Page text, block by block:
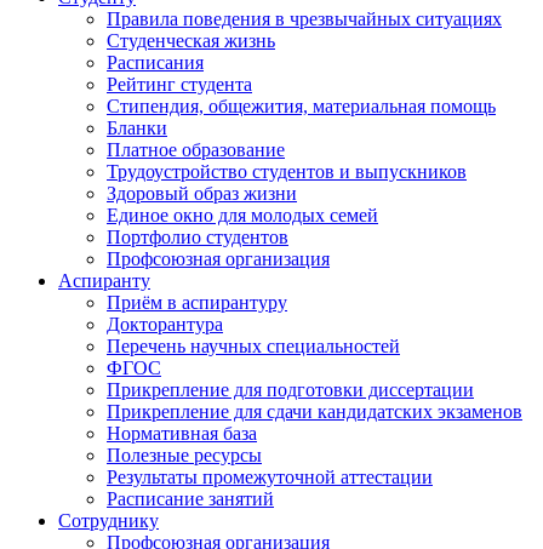
Правила поведения в чрезвычайных ситуациях
Студенческая жизнь
Расписания
Рейтинг студента
Стипендия, общежития, материальная помощь
Бланки
Платное образование
Трудоустройство студентов и выпускников
Здоровый образ жизни
Единое окно для молодых семей
Портфолио студентов
Профсоюзная организация
Аспиранту
Приём в аспирантуру
Докторантура
Перечень научных специальностей
ФГОС
Прикрепление для подготовки диссертации
Прикрепление для сдачи кандидатских экзаменов
Нормативная база
Полезные ресурсы
Результаты промежуточной аттестации
Расписание занятий
Сотруднику
Профсоюзная организация